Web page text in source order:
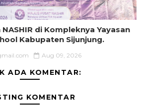
di Kompleknya Yayasan
Kabupaten Sijunjung.
Aug 09, 2026
ADA KOMENTAR:
KOMENTAR